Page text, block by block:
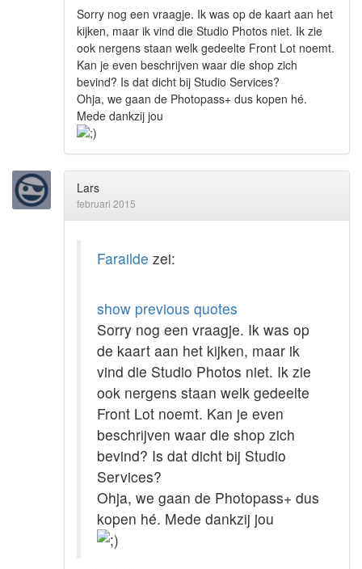
Sorry nog een vraagje. Ik was op de kaart aan het
kijken, maar ik vind die Studio Photos niet. Ik zie
ook nergens staan welk gedeelte Front Lot noemt.
Kan je even beschrijven waar die shop zich
bevind? Is dat dicht bij Studio Services?
Ohja, we gaan de Photopass+ dus kopen hé.
Mede dankzij jou
Lars
februari 2015
Farailde zei:
show previous quotes
Sorry nog een vraagje. Ik was op
de kaart aan het kijken, maar ik
vind die Studio Photos niet. Ik zie
ook nergens staan welk gedeelte
Front Lot noemt. Kan je even
beschrijven waar die shop zich
bevind? Is dat dicht bij Studio
Services?
Ohja, we gaan de Photopass+ dus
kopen hé. Mede dankzij jou